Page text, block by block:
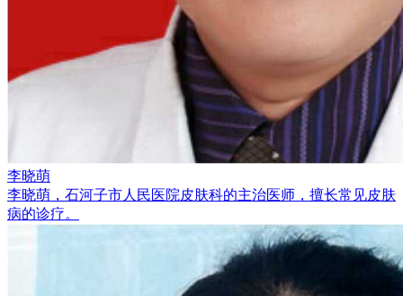
李晓萌
李晓萌，石河子市人民医院皮肤科的主治医师，擅长常见皮肤
病的诊疗。